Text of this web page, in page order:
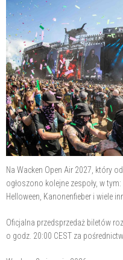
Na Wacken Open Air 2027, który
ogłoszono kolejne zespoły, w
Helloween, Kanonenfieber i wiele
Oficjalna przedsprzedaż biletów
o godz. 20:00 CEST za